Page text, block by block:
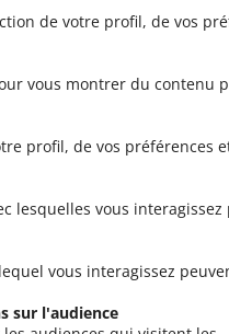
de votre profil, de vos
vous montrer du contenu
profil, de vos préférences
lesquelles vous
vous interagissez
sur l'audience